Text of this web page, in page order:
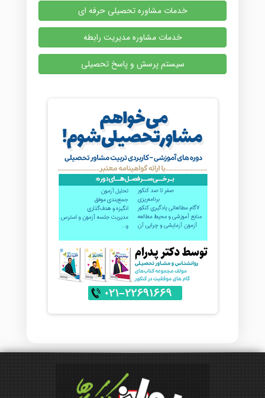
خدمات مشاوره تحصیلی حرفه ای
خدمات مشاوره مدیریت رابطه
سیستم پرسش و پاسخ تحصیلی